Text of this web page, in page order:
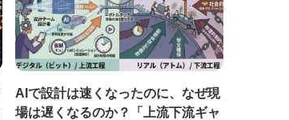
AIで設計は速くなったのに、なぜ現
場は遅くなるのか？「上流下流ギャ